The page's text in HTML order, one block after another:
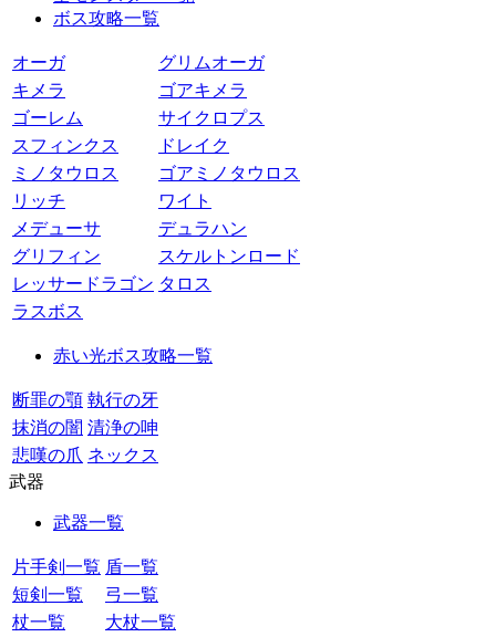
ボス攻略一覧
オーガ
グリムオーガ
キメラ
ゴアキメラ
ゴーレム
サイクロプス
スフィンクス
ドレイク
ミノタウロス
ゴアミノタウロス
リッチ
ワイト
メデューサ
デュラハン
グリフィン
スケルトンロード
レッサードラゴン タロス
ラスボス
赤い光ボス攻略一覧
断罪の顎 執行の牙
抹消の闇 清浄の呻
悲嘆の爪 ネックス
武器
武器一覧
片手剣一覧 盾一覧
短剣一覧
弓一覧
杖一覧
大杖一覧